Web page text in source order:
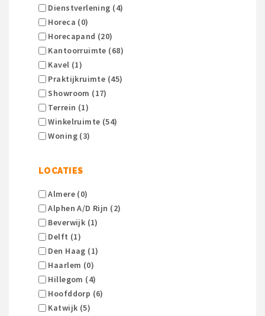
Dienstverlening (4)
Horeca (0)
Horecapand (20)
Kantoorruimte (68)
Kavel (1)
Praktijkruimte (45)
Showroom (17)
Terrein (1)
Winkelruimte (54)
Woning (3)
LOCATIES
Almere (0)
Alphen A/d Rijn (2)
Beverwijk (1)
Delft (1)
Den Haag (1)
Haarlem (0)
Hillegom (4)
Hoofddorp (6)
Katwijk (5)